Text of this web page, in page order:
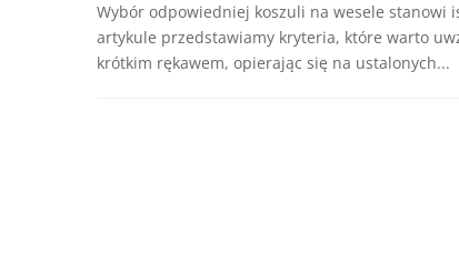
Wybór odpowiedniej koszuli na wesele
artykule przedstawiamy kryteria, które warto
krótkim rękawem, opierając się na ustalonych...